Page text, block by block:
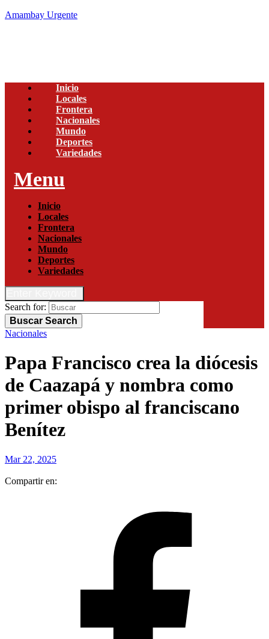
Amambay Urgente
Inicio
Locales
Frontera
Nacionales
Mundo
Deportes
Variedades
Menu
Inicio
Locales
Frontera
Nacionales
Mundo
Deportes
Variedades
Search for:
Buscar Search
Nacionales
Papa Francisco crea la diócesis
de Caazapá y nombra como
primer obispo al franciscano
Benítez
Mar 22, 2025
Compartir en: